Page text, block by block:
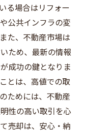
る場合はリフォー
公共インフラの変
た、不動産市場は
ため、最新の情報
成功の鍵となりま
とは、高値での取
ためには、不動産
性の高い取引を心
売却は、安心・納